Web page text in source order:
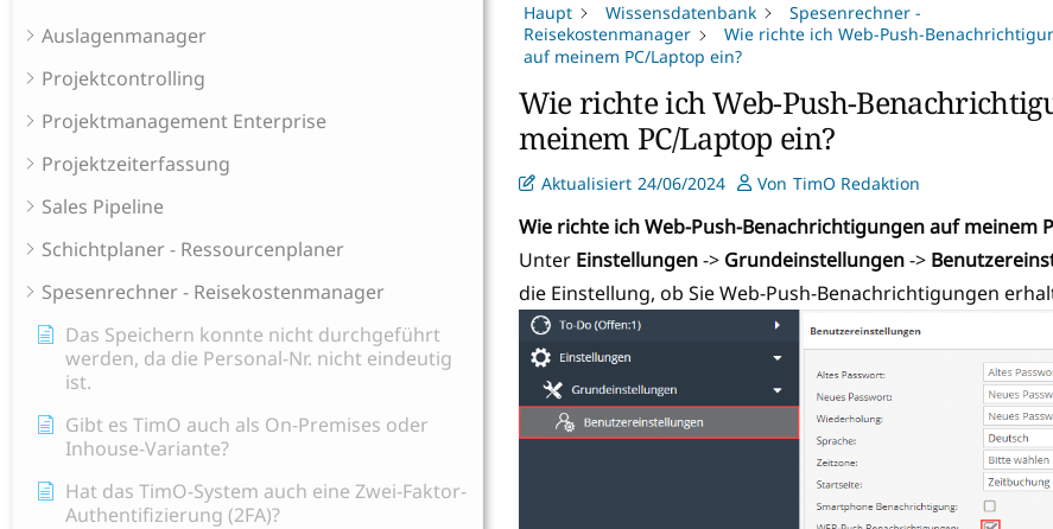
Auslagenmanager
Projektcontrolling
Projektmanagement Enterprise
Projektzeiterfassung
Sales Pipeline
Schichtplaner - Ressourcenplaner
Spesenrechner - Reisekostenmanager
Das Speichern konnte nicht durchgeführt
werden, da die Personal-Nr. nicht eindeutig
ist.
Gibt es TimO auch als On-Premises oder
Inhouse-Variante?
Hat das TimO-System auch eine Zwei-Faktor-
Authentifizierung (2FA)?
Haupt
Wissensdatenbank
Spesenrechner -
Reisekostenmanager
Wie richte ich Web-Push-
auf meinem PC/Laptop ein?
Wie richte ich Web-Push-
meinem PC/Laptop ein?
Aktualisiert 24/06/2024 Von TimO Redaktion
Wie richte ich Web-Push-Benachrichtigungen auf meinem
Unter Einstellungen-> Grundeinstellungen->
die Einstellung, ob Sie Web-Push-Benachrichtigungen